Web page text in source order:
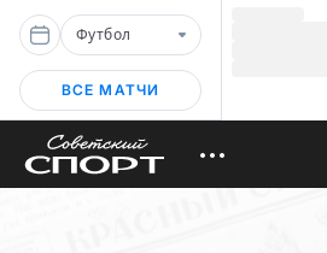
Футбол
ВСЕ МАТЧИ